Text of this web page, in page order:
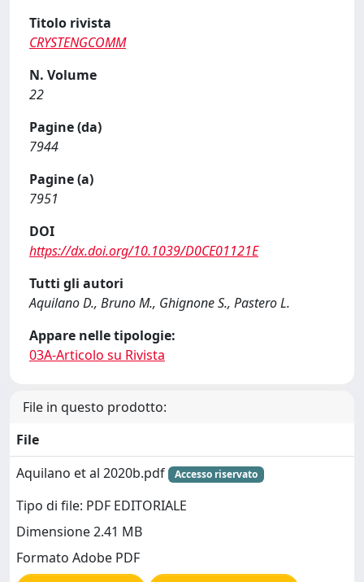
Titolo rivista
CRYSTENGCOMM
N. Volume
22
Pagine (da)
7944
Pagine (a)
7951
DOI
https://dx.doi.org/10.1039/D0CE01121E
Tutti gli autori
Aquilano D., Bruno M., Ghignone S., Pastero L.
Appare nelle tipologie:
03A-Articolo su Rivista
File in questo prodotto:
File
Aquilano et al 2020b.pdf
Accesso riservato
Tipo di file: PDF EDITORIALE
Dimensione 2.41 MB
Formato Adobe PDF